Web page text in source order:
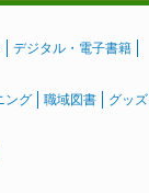
デジタル・電子書籍
ング 職域図書 グッズ